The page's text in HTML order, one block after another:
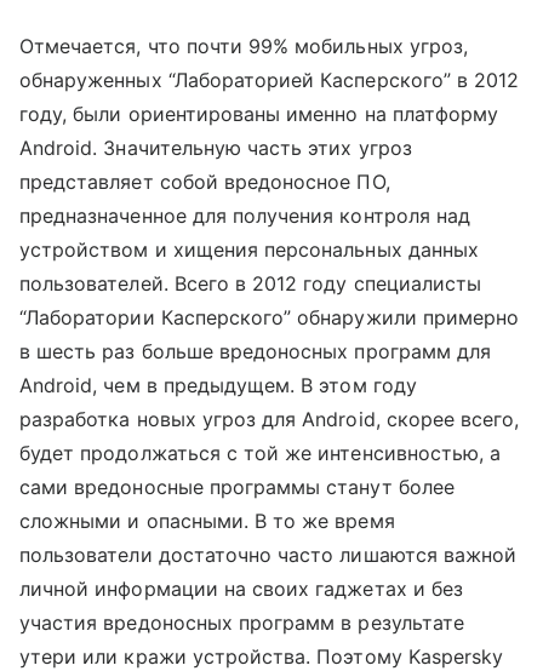
Отмечается, что почти 99% мобильных угроз,
обнаруженных “Лабораторией Касперского” в 2012
году, были ориентированы именно на платформу
Android. Значительную часть этих угроз
представляет собой вредоносное ПО,
предназначенное для получения контроля над
устройством и хищения персональных данных
пользователей. Всего в 2012 году специалисты
“Лаборатории Касперского” обнаружили примерно
в шесть раз больше вредоносных программ для
Android, чем в предыдущем. В этом году
разработка новых угроз для Android, скорее всего,
будет продолжаться с той же интенсивностью, а
сами вредоносные программы станут более
сложными и опасными. В то же время
пользователи достаточно часто лишаются важной
личной информации на своих гаджетах и без
участия вредоносных программ в результате
утери или кражи устройства. Поэтому Kaspersky